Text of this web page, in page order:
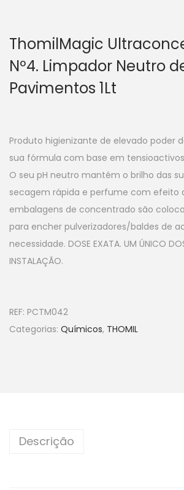
ThomilMagic
Nº4. Limpador Neutro
Pavimentos 1Lt
Produto higienizante de elevado poder
sua fórmula com base em
O seu pH neutro mantém o brilho das
secagem rápida e perfume com efeito
embalagens de concentrado são
para encher pulverizadores/baldes de
necessidade. DOSE EXATA. UM ÚNICO
INSTALAÇÃO.
REF: PCTM042
Categorias: Químicos, THOMIL
Descrição